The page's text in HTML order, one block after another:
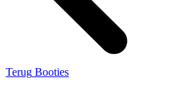
Terug Booties